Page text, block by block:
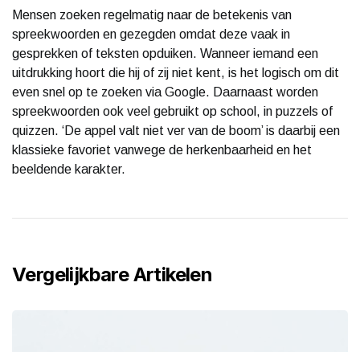
Mensen zoeken regelmatig naar de betekenis van
spreekwoorden en gezegden omdat deze vaak in
gesprekken of teksten opduiken. Wanneer iemand een
uitdrukking hoort die hij of zij niet kent, is het logisch om dit
even snel op te zoeken via Google. Daarnaast worden
spreekwoorden ook veel gebruikt op school, in puzzels of
quizzen. ‘De appel valt niet ver van de boom’ is daarbij een
klassieke favoriet vanwege de herkenbaarheid en het
beeldende karakter.
Vergelijkbare Artikelen